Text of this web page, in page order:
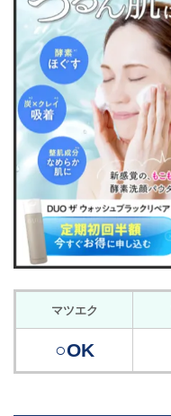
マツエク
○OK